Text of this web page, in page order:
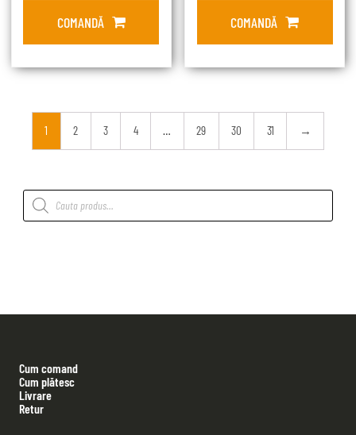
COMANDĂ COMANDĂ
1 2 3 4 … 29 30 31 →
Products
search
Cum comand
Cum plătesc
Livrare
Retur